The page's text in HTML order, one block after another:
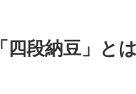
段納豆」と